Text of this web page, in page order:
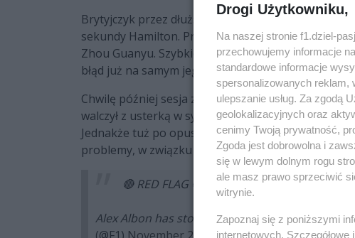
Brytyjczyk przez dłuższy czas otwierał listę
sekundy Hamilton. Prawdopodobnie uczyniłby to
Zhou Guanyu. Szybkiego kółka nie udało się
błąd już na samym jego początku.
Chwilę później sesja została zatrzymana, a
walczył z usterką w systemie paliwowym Taja i w
Jednakże tuż po opuszczeniu alei serwisowej w
problemy, w związku z czym musiał zatrzymać się
🔴 RED FLAG 🔴
Alex Albon has stopped on track#F1
Drogi Użytkowniku,
Na naszej stronie f1.dziel-
przechowujemy informacje
standardowe informacje
spersonalizowanych reklam,
ulepszanie usług. Za zgodą
geolokalizacyjnych oraz
cenimy Twoją prywatność,
Zgoda jest dobrowolna i
się w lewym dolnym rogu
ale masz prawo sprzeciwić
witrynie.
Zapoznaj się z poniższymi
internetowych.